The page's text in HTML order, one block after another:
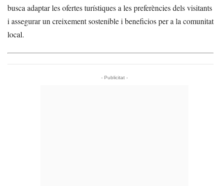
busca adaptar les ofertes turístiques a les preferències dels visitants
i assegurar un creixement sostenible i beneficios per a la comunitat
local.
- Publicitat -